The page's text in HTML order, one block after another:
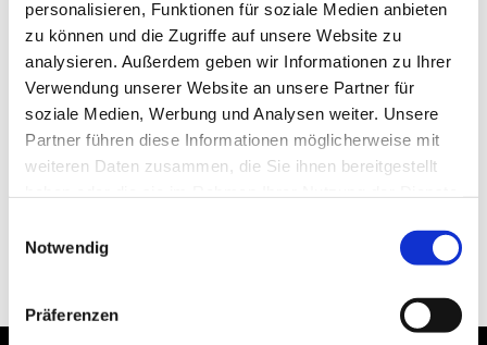
personalisieren, Funktionen für soziale Medien anbieten
zu können und die Zugriffe auf unsere Website zu
analysieren. Außerdem geben wir Informationen zu Ihrer
Verwendung unserer Website an unsere Partner für
soziale Medien, Werbung und Analysen weiter. Unsere
Partner führen diese Informationen möglicherweise mit
weiteren Daten zusammen, die Sie ihnen bereitgestellt
Notwendig
Präferenzen